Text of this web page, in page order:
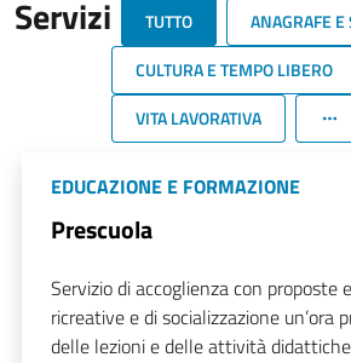
Servizi TUTTO
ANAGRAFE E
CULTURA E TEMPO LIBERO
VITA LAVORATIVA
EDUCAZIONE E FORMAZIONE
Prescuola
Servizio di accoglienza con proposte
ricreative e di socializzazione un’ora
delle lezioni e delle attività didattiche